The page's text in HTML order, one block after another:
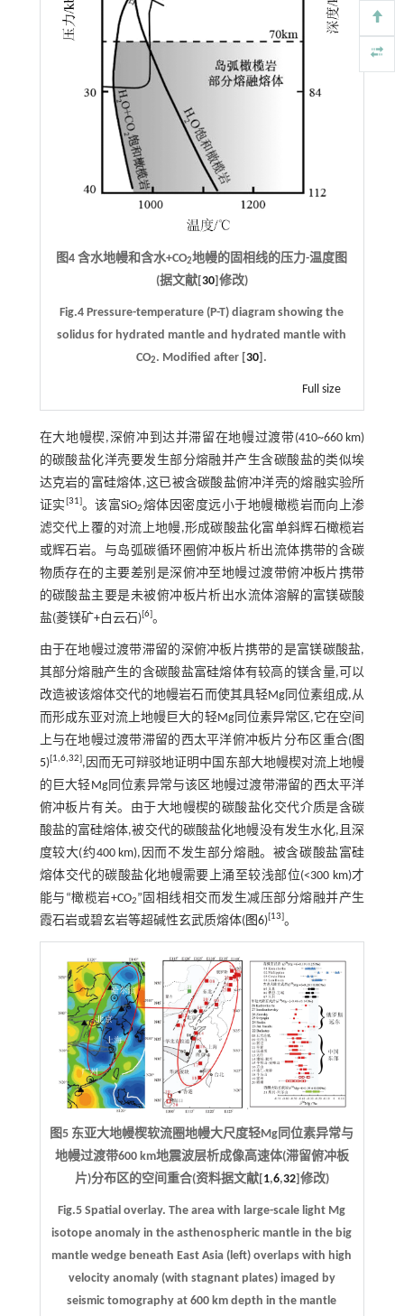
图4 含水地幔和含水+CO2地幔的固相线的压力-温度图
(据文献[30]修改)
Fig.4 Pressure-temperature (P-T) diagram showing the
solidus for hydrated mantle and hydrated mantle with
CO2. Modified after [30].
Full size
在大地幔楔,深俯冲到达并滞留在地幔过渡带(410~660 km)
的碳酸盐化洋壳要发生部分熔融并产生含碳酸盐的类似埃
达克岩的富硅熔体,这已被含碳酸盐俯冲洋壳的熔融实验所
证实 [31]。该富SiO2熔体因密度远小于地幔橄榄岩而向上渗
滤交代上覆的对流上地幔,形成碳酸盐化富单斜辉石橄榄岩
或辉石岩。与岛弧碳循环圈俯冲板片析出流体携带的含碳
物质存在的主要差别是深俯冲至地幔过渡带俯冲板片携带
的碳酸盐主要是未被俯冲板片析出水流体溶解的富镁碳酸
盐(菱镁矿+白云石)[6]。
由于在地幔过渡带滞留的深俯冲板片携带的是富镁碳酸盐,
其部分熔融产生的含碳酸盐富硅熔体有较高的镁含量,可以
改造被该熔体交代的地幔岩石而使其具轻Mg同位素组成,从
而形成东亚对流上地幔巨大的轻Mg同位素异常区,它在空间
上与在地幔过渡带滞留的西太平洋俯冲板片分布区重合(图
5)[1,6,32],因而无可辩驳地证明中国东部大地幔楔对流上地幔
的巨大轻Mg同位素异常与该区地幔过渡带滞留的西太平洋
俯冲板片有关。由于大地幔楔的碳酸盐化交代介质是含碳
酸盐的富硅熔体,被交代的碳酸盐化地幔没有发生水化,且深
度较大(约400 km),因而不发生部分熔融。被含碳酸盐富硅
熔体交代的碳酸盐化地幔需要上涌至较浅部位(<300 km)才
能与“橄榄岩+CO2”固相线相交而发生减压部分熔融并产生
霞石岩或碧玄岩等超碱性玄武质熔体(图6)[13]。
图5 东亚大地幔楔软流圈地幔大尺度轻Mg同位素异常与
地幔过渡带600 km地震波层析成像高速体(滞留俯冲板
片)分布区的空间重合(资料据文献[1,6,32]修改)
Fig.5 Spatial overlay. The area with large-scale light Mg
isotope anomaly in the asthenospheric mantle in the big
mantle wedge beneath East Asia (left) overlaps with high
velocity anomaly (with stagnant plates) imaged by
seismic tomography at 600 km depth in the mantle